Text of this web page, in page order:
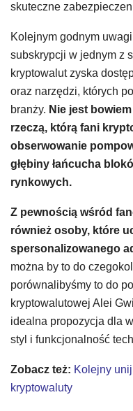
skuteczne
Kolejnym godnym
subskrypcji w jednym z
kryptowalut zyska
oraz narzędzi, których
branży. Nie jest
rzeczą, którą fani
obserwowanie
głębiny łańcucha
rynkowych.
Z pewnością wśród
również osoby, które
spersonalizowanego
można by to do
porównalibyśmy to do
kryptowalutowej Alei
idealna propozycja dla
styl i funkcjonalność
Zobacz też: Kolejny
kryptowaluty